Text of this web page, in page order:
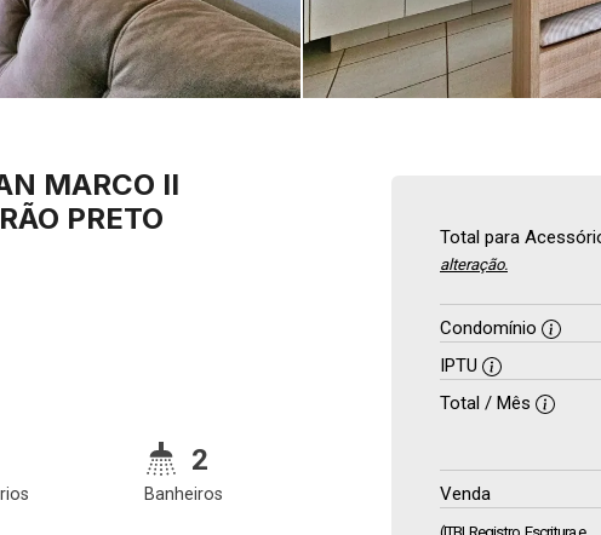
MARCO II
PRETO
2
Banheiros
Total para
alteração.
Condomínio
IPTU
Total / Mês
Venda